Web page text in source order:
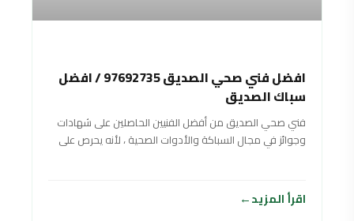
افضل فني صحي الصديق 97692735 / افضل
سباك الصديق
فني صحي الصديق من أفضل الفنيين الحاصلين على شهادات
وجوائز في مجال السباكة والأدوات الصحية ، لأنه يحرص على
الصحية. شرائح المجتمع
اقرأ المزيد